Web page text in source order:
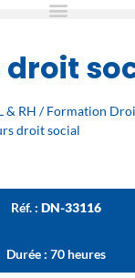
droit
& RH /Formation
droit social
Réf. : DN-33116
Durée : 70 heures